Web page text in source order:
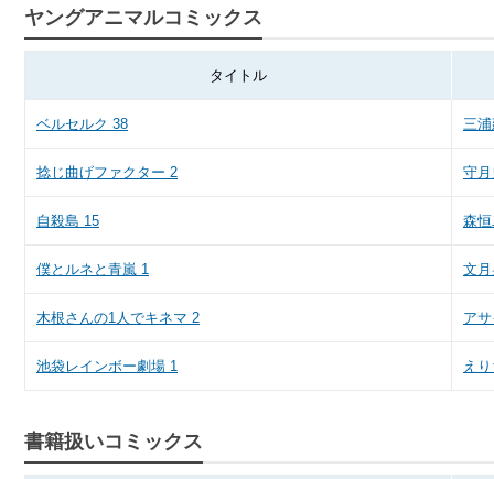
ヤングアニマルコミックス
タイトル
ベルセルク 38 三
捻じ曲げファクター 2 守
自殺島 15 森
僕とルネと青嵐 1 文
木根さんの1人でキネマ 2 ア
池袋レインボー劇場 1 え
書籍扱いコミックス